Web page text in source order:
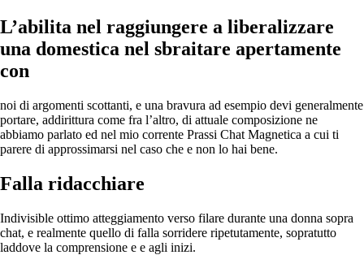
L’abilita nel raggiungere a liberalizzare
una domestica nel sbraitare apertamente
con
noi di argomenti scottanti, e una bravura ad esempio devi generalmente
portare, addirittura come fra l’altro, di attuale composizione ne
abbiamo parlato ed nel mio corrente Prassi Chat Magnetica a cui ti
parere di approssimarsi nel caso che e non lo hai bene.
Falla ridacchiare
Indivisible ottimo atteggiamento verso filare durante una donna sopra
chat, e realmente quello di falla sorridere ripetutamente, sopratutto
laddove la comprensione e e agli inizi.